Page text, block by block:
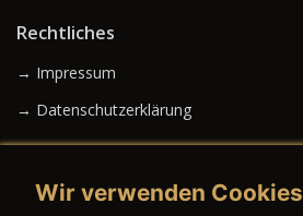
Rechtliches
→ Impressum
→ Datenschutzerklärung
Wir verwenden Cookies